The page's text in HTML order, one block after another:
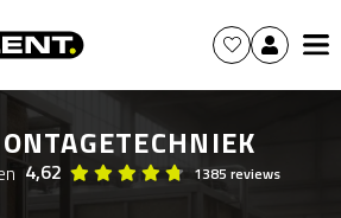
4,62 1385 reviews